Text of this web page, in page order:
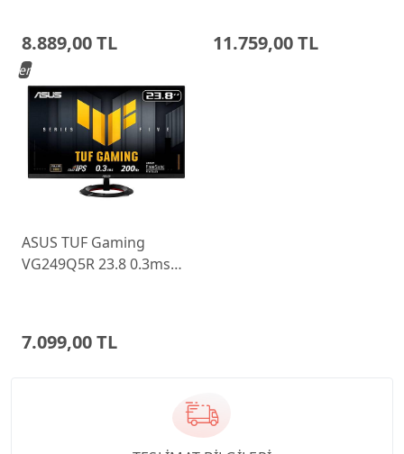
8.889,00 TL 11.759,00 TL
ASUS TUF Gaming
VG249Q5R 23.8 0.3ms
7.099,00 TL
Yeni